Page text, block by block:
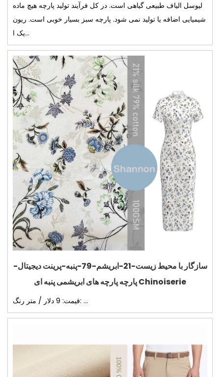
لیوسل الیاف طبیعی گیاهی است. در کل فرآیند تولید پارچه هیچ ماده
شیمیایی اضافه یا تولید نمی شود. پارچه سبز بسیار خوبی است. ریون
یک ا...
سازگار با محیط زیست-21-ابریشم-79-پنبه-پرینت دیجیتال-
پارچه پارچه های ابریشمی پنبه ای Chinoiserie
قیمت: 9 دلار / متر رنگ: ...